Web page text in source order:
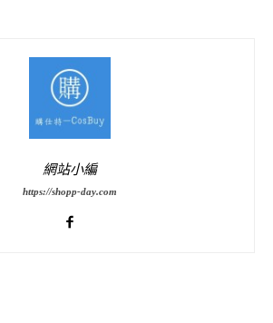
網站小編
https://shopp-day.com